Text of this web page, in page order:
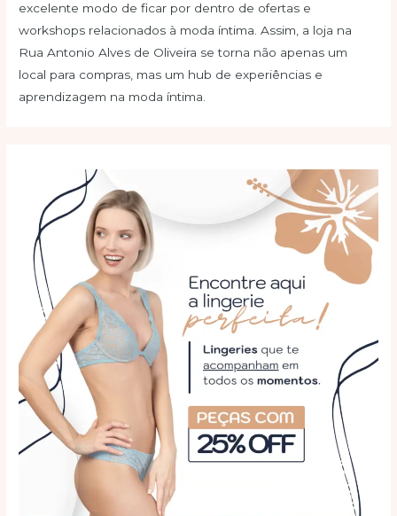
excelente modo de ficar por dentro de ofertas e
workshops relacionados à moda íntima. Assim, a loja na
Rua Antonio Alves de Oliveira se torna não apenas um
local para compras, mas um hub de experiências e
aprendizagem na moda íntima.